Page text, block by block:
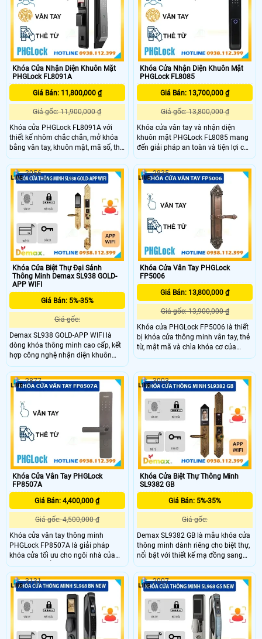
Khóa Cửa Nhận Diện Khuôn Mặt
PHGLock FL8091A
Giá Bán: 11,800,000 ₫
Giá gốc: 11,900,000 ₫
Khóa cửa PHGLock FL8091A với
thiết kế nhôm chắc chắn, mở khóa
bằng vân tay, khuôn mặt, mã số, thẻ
từ, và app điện thoại. Phù hợp cho
căn hộ, nhà phố, chung cư, hỗ trợ
wifi và chìa khóa cơ khẩn cấp. Dung
lượng pin sử dụng lên đến 6 tháng.
Khóa Cửa Nhận Diện Khuôn Mặt
PHGLock FL8085
Giá Bán: 13,700,000 ₫
Giá gốc: 13,800,000 ₫
Khóa cửa vân tay và nhận diện
khuôn mặt PHGLock FL8085 mang
đến giải pháp an toàn và tiện lợi cho
căn hộ, nhà phố, chung cư. Với khả
năng mở khóa bằng khuôn mặt, vân
tay, thẻ, mã số và app điện thoại,
khóa cung cấp bảo mật cao và dễ
sử dụng.
Khóa Cửa Biệt Thự Đại Sảnh
Thông Minh Demax SL938 GOLD-
APP WIFI
Giá Bán: 5%-35%
Giá gốc:
Demax SL938 GOLD-APP WIFI là
dòng khóa thông minh cao cấp, kết
hợp công nghệ nhận diện khuôn
mặt 3D, vân tay sinh trắc học FPC
(Thụy Điển), thẻ từ, mật mã và điều
khiển qua app. Thiết kế mạ vàng
24K, phù hợp cửa biệt thự, đại sảnh
sang trọng.
3056
Khóa Cửa Vân Tay PHGLock
FP5006
Giá Bán: 13,800,000 ₫
Giá gốc: 13,900,000 ₫
Khóa cửa PHGLock FP5006 là thiết
bị khóa cửa thông minh vân tay, thẻ
từ, mật mã và chìa khóa cơ của
hãng PHGLock, phù hợp cho biệt
sang trọng. Sản phẩm hỗ trợ mở
khóa với 300 tài khoản,có chức
năng báo động chống cạy cửa và
chuông báo tích hợp, đảm bảo an
toàn tối đa cho không gian sống
2835
Khóa Cửa Vân Tay PHGLock
FP8507A
Giá Bán: 4,400,000 ₫
Giá gốc: 4,500,000 ₫
Khóa cửa vân tay thông minh
PHGLock FP8507A là giải pháp
khóa cửa tối ưu cho ngôi nhà của
bạn. Sản phẩm được thiết kế với
tính năng mở khóa thông qua vân
tay,thẻ từ,mã số và ứng dụng
PHGLock Pass qua Bluetooth mang
đến sự tiện lợi và an toàn tuyệt đối.
2877
Khóa Cửa Biệt Thự Thông Minh
SL9382 GB
Giá Bán: 5%-35%
Giá gốc:
Demax SL9382 GB là mẫu khóa cửa
thông minh dành riêng cho biệt thự,
nổi bật với thiết kế mạ đồng sang
trọng và các tính năng an ninh hiện
đại. Khóa hỗ trợ nhiều phương thức
mở khóa như nhận diện khuôn mặt
3D, vân tay sinh trắc học, mật mã,
thẻ từ, và qua ứng dụng điện thoại.
Với chất liệu hợp kim cao cấp
3003
3131 2007